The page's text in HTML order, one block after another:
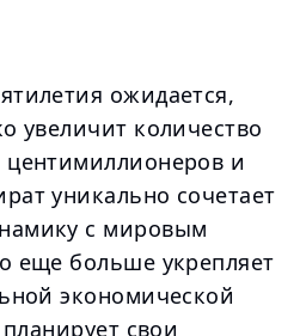
ожидается,
увеличит количество
и
уникально сочетает
с мировым
еще больше укрепляет
экономической
свои